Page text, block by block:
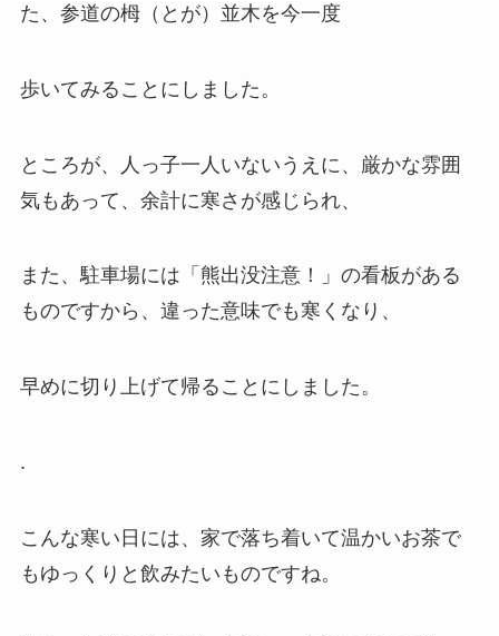
た、参道の栂（とが）並木を今一度
歩いてみることにしました。
ところが、人っ子一人いないうえに、厳かな雰囲
気もあって、余計に寒さが感じられ、
また、駐車場には「熊出没注意！」の看板がある
ものですから、違った意味でも寒くなり、
早めに切り上げて帰ることにしました。
.
こんな寒い日には、家で落ち着いて温かいお茶で
もゆっくりと飲みたいものですね。